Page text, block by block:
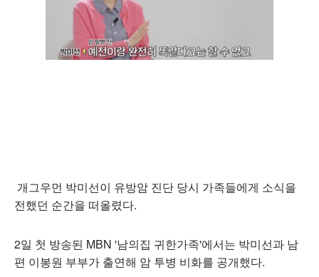
개그우먼 박미선이 유방암 진단 당시 가족들에게 소식을
전했던 순간을 떠올렸다.
2일 첫 방송된 MBN '남의집 귀한가족'에서는 박미선과 남
편 이봉원 부부가 출연해 암 투병 비화를 공개했다.